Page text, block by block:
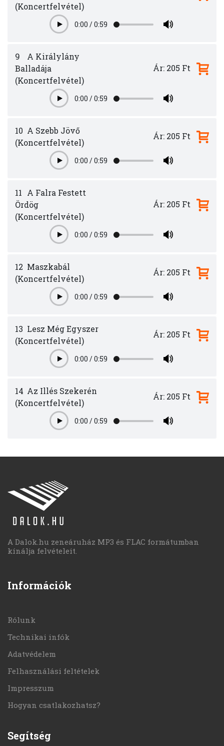
(Koncertfelvétel)
Play0:00 /0:59
9
A Királylány
Balladája
(Koncertfelvétel)
Play0:00 /0:59
Ár: 205 Ft
10 A Szebb Jövő
(Koncertfelvétel)
Play0:00 /0:59
Ár: 205 Ft
11
A Falra Festett
Ördög
(Koncertfelvétel)
Play0:00 /0:59
Ár: 205 Ft
12 Maszkabál
(Koncertfelvétel)
Play0:00 /0:59
Ár: 205 Ft
13 Lesz Még Egyszer
(Koncertfelvétel)
Play0:00 /0:59
Ár: 205 Ft
14 Az Illés Szekerén
(Koncertfelvétel)
Play0:00 /0:59
Ár: 205 Ft
A Dalok.hu zeneáruház MP3 és FLAC formátumban
kínálja felvételeit.
Információk
Rólunk
Technikai infók
Adatvédelem
Felhasználási feltételek
Impresszum
Hogyan csatlakozhatsz?
Segítség